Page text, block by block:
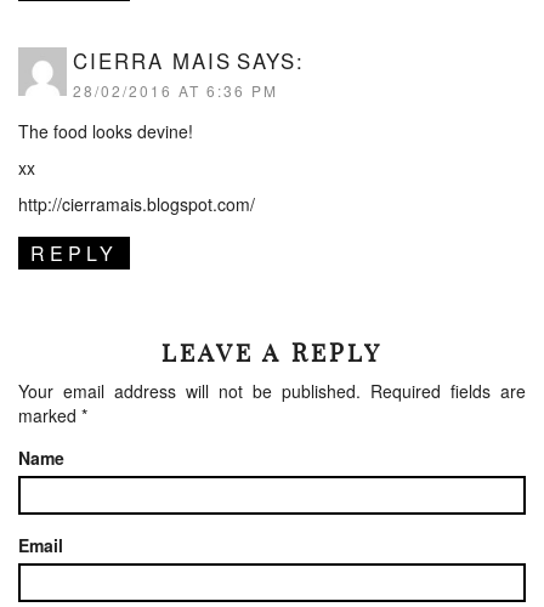
CIERRA MAIS SAYS:
28/02/2016 AT 6:36 PM
The food looks devine!
xx
http://cierramais.blogspot.com/
REPLY
LEAVE A REPLY
Your email address will not be published. Required fields are
marked *
Name
Email